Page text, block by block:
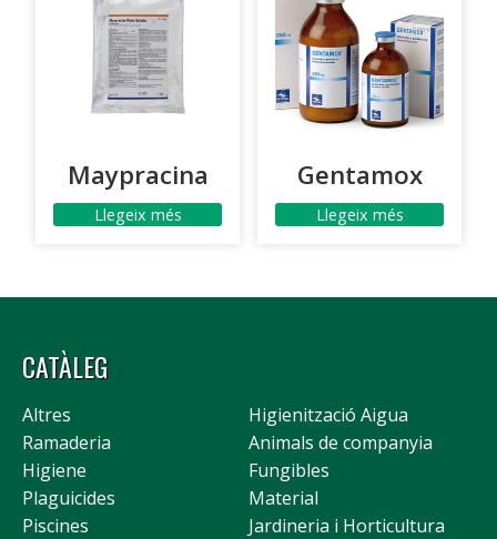
Maypracina
Llegeix més
Gentamox
Llegeix més
CATÀLEG
Altres
Higienització Aigua
Ramaderia
Animals de companyia
Higiene
Fungibles
Plaguicides
Material
Piscines
Jardineria i Horticultura